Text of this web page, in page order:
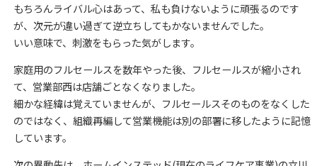
もちろんライバル心はあって、私も負けないように頑張るのです
が、次元が違い過ぎて逆立ちしてもかないませんでした。
いい意味で、刺激をもらった気がします。
家庭用のフルセールスを数年やった後、フルセールスが縮小され
て、営業部西は店舗ごとなくなりました。
細かな経緯は覚えていませんが、フルセールスそのものをなくした
のではなく、組織再編して営業機能は別の部署に移したように記憶
しています。